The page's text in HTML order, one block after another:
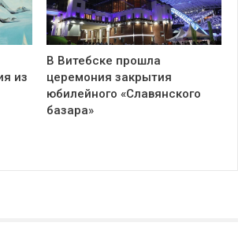
из
В Витебске прошла
церемония закрытия
юбилейного «Славянского
базара»